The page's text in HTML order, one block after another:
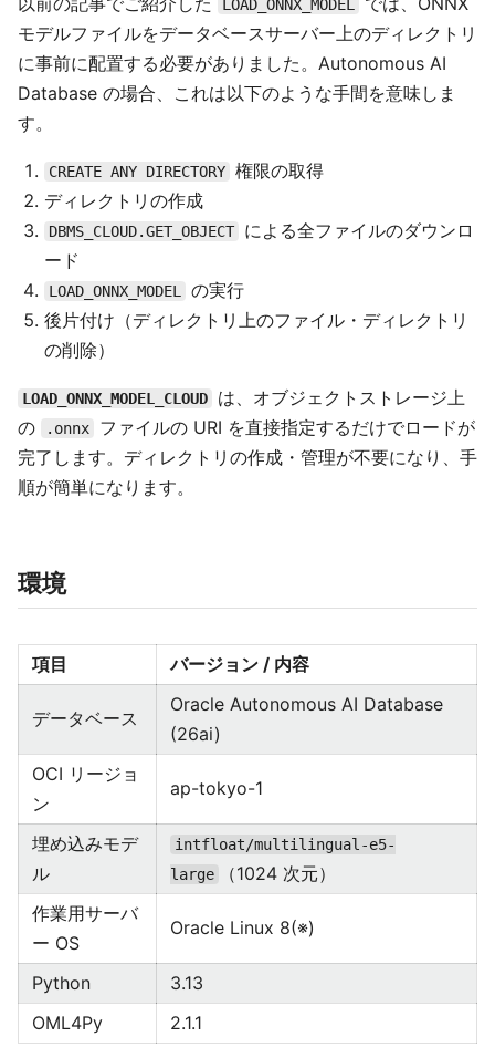
LOAD_ONNX_MODEL
モデルファイルをデータベースサーバー上のディレクトリ
に事前に配置する必要がありました。Autonomous AI
Database の場合、これは以下のような手間を意味しま
す。
CREATE ANY DIRECTORY 権限の取得
ディレクトリの作成
DBMS_CLOUD.GET_OBJECT
による全ファイルのダウンロ
ード
LOAD_ONNX_MODEL の実行
後片付け（ディレクトリ上のファイル・ディレクトリ
の削除）
LOAD_ONNX_MODEL_CLOUD
は、オブジェクトストレージ上
の
.onnx
ファイルの URI を直接指定するだけでロードが
完了します。ディレクトリの作成・管理が不要になり、手
順が簡単になります。
環境
項目 バージョン / 内容
データベース
Oracle Autonomous AI Database
(26ai)
OCI リージョ
ン
ap-tokyo-1
埋め込みモデ
ル
intfloat/multilingual-e5-
large
（1024 次元）
作業用サーバ
ー OS
Oracle Linux 8(※)
Python
3.13
OML4Py
2.1.1